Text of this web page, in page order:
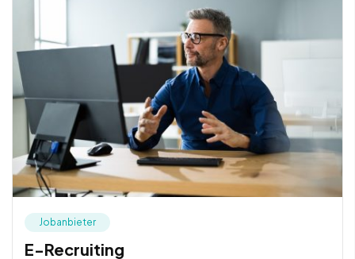
Jobanbieter
E-Recruiting